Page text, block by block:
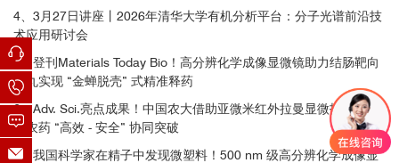
PS和PMMA微塑料混合物的亚微米红外拉曼同步O-PTIR
光谱和成像分析
in Marine Science, 2022
Automated analysis of microplastics based on vibrational spectroscopy: are
we measuring the same metrics?. Dong, M. et al.Analytical and Bioanalytical
Chemistry, 2022
https://qd-china.com/zh/jsonline/detail/2006041118659
https://qd-china.com/zh/jsonline/detail/2004171891727
4、3月27日讲座丨2026年清华大学有机分析平台：分子光谱前沿技
术应用研讨会
5、登刊Materials Today Bio！高分辨化学成像显微镜助力结肠靶向
微丸实现 “金蝉脱壳” 式精准释药
6、Adv. Sci.亮点成果！中国农大借助亚微米红外拉曼显微技术，实
现农药 “高效 - 安全” 协同突破
7、我国科学家在精子中发现微塑料！500 nm 级高分辨化学成像显